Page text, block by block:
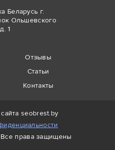
Беларусь г.
Ольшевского
д. 1
Отзывы
Статьи
Контакты
seobrest.by
права защищены